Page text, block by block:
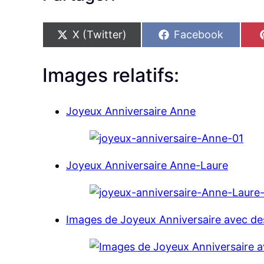
S
h
e
o
X (Twitter)
S
h
e
Facebook
Images relatifs:
Joyeux Anniversaire Anne
Joyeux Anniversaire Anne-Laure
Images de Joyeux Anniversaire avec